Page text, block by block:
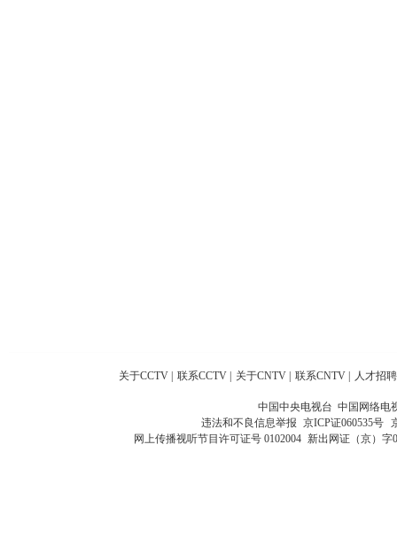
关于CCTV 联系CCTV 关于CNTV 联系CNTV 人才招聘
中国中央电视台 中国网络电
违法和不良信息举报 京ICP证060535号
网上传播视听节目许可证号 0102004 新出网证（京）